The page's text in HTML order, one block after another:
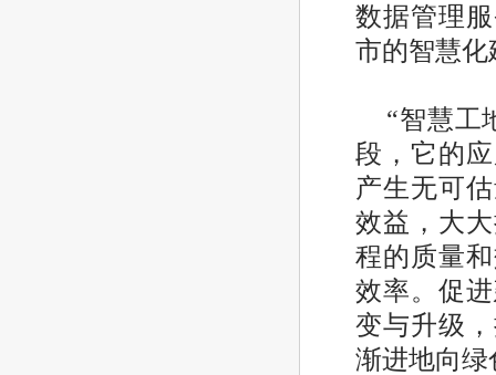
数据管理
市的智慧化
“智慧工
段，它的
产生无可
效益，大
程的质量
效率。促
变与升级
渐进地向